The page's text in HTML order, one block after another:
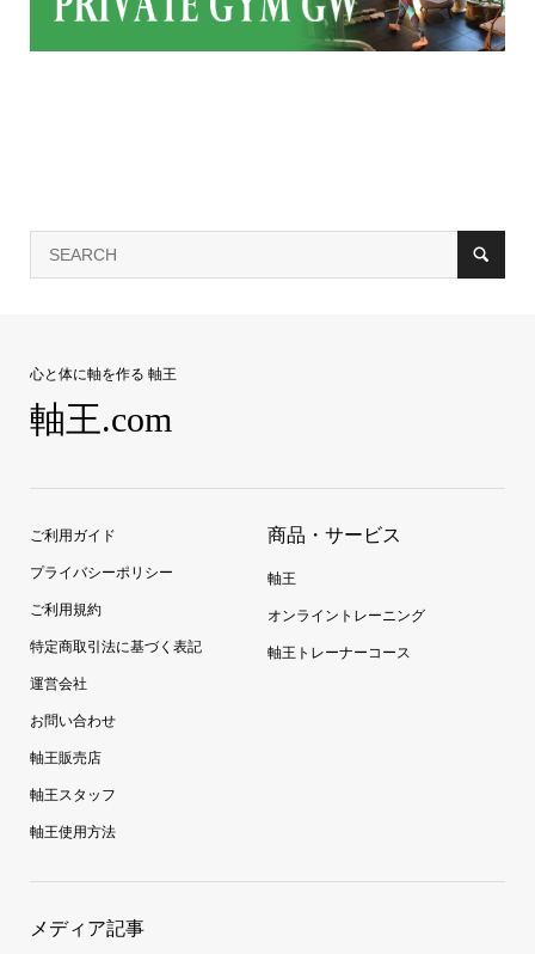
心と体に軸を作る 軸王
軸王.com
ご利用ガイド
プライバシーポリシー
ご利用規約
特定商取引法に基づく表記
運営会社
お問い合わせ
軸王販売店
軸王スタッフ
軸王使用方法
商品・サービス
軸王
オンライントレーニング
軸王トレーナーコース
メディア記事